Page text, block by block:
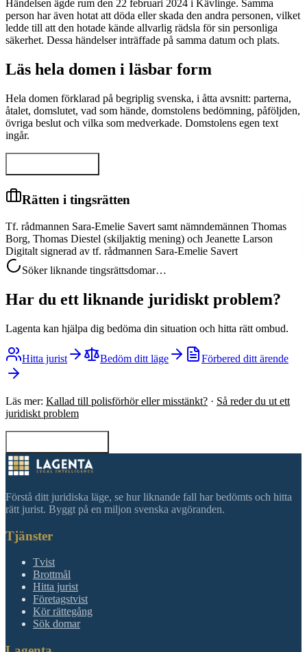
Händelsen ägde rum den 22 februari 2024 i Kävlinge. Samma
person har även hotat att döda eller skada den andra personen, vilket
ledde till att den hotade kände allvarlig rädsla för sin personliga
säkerhet. Dessa händelser inträffade på samma datum och plats.
Läs hela domen i läsbar form
Hela domen förklarad på begriplig svenska, i åtta avsnitt: parterna,
åtalet, domslutet, vad som hände, domstolens bedömning, påföljden,
övriga beslut och vilka som medverkade. Domstolens egen text
ingår.
Rätten i tingsrätten
Tf. rådmannen Sara-Emelie Savert samt nämndemännen Thomas
Borg, Thomas Diestel (skiljaktig mening) och Jeanette Larson
Digitalt signerad av tf. rådmannen Sara-Emelie Savert
Söker liknande tingsrättsdomar…
Har du ett liknande juridiskt problem?
Lagenta kan hjälpa dig bedöma din situation och hitta rätt ombud.
Hitta jurist Bedöm ditt läge Förbered ditt ärende
Läs mer: Kallad till polisförhör eller misstänkt? · Så reder du ut ett
juridiskt problem
Förstå ditt juridiska läge, se hur liknande fall har bedömts och hitta
rätt jurist. Byggt på en miljon svenska avgöranden.
Tjänster
Tvist
Brottmål
Hitta jurist
Företagstvist
Kör rättegång
Sök domar